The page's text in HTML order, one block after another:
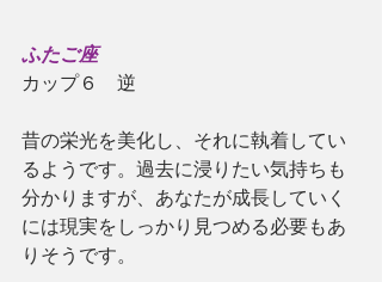
ふたご座
カップ６　逆
昔の栄光を美化し、それに執着してい
るようです。過去に浸りたい気持ちも
分かりますが、あなたが成長していく
には現実をしっかり見つめる必要もあ
りそうです。